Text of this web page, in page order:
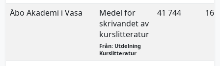
Åbo Akademi i Vasa
Medel för
skrivandet av
kurslitteratur
Från: Utdelning
Kurslitteratur
41 744